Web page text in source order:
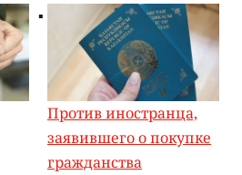
Против иностранца,
заявившего о покупке
гражданства